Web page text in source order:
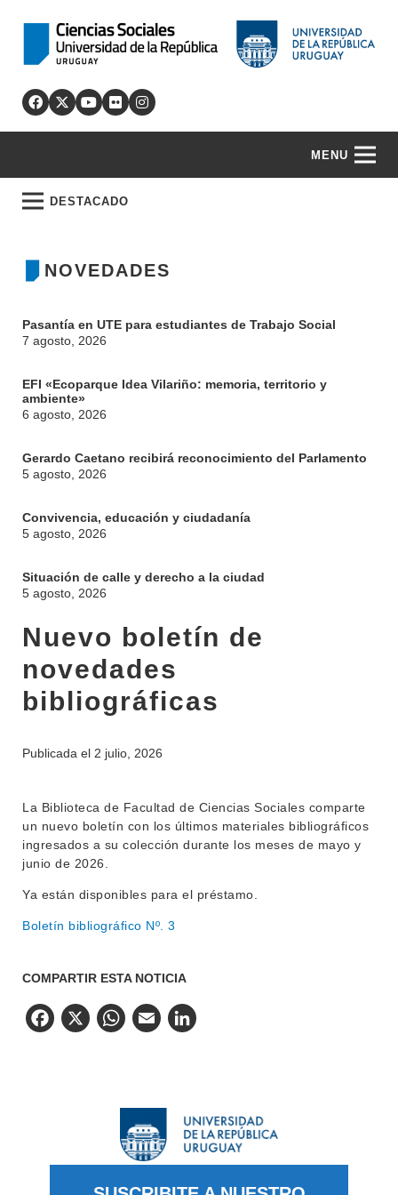
MENU
INSTITUCIONAL
DEPARTAMENTOS
INVESTIGACIÓN
EXTENSIÓN
NOTICIAS
CONTACTO
DESTACADO
EVA FCS
OFERTA DE GRADO
POSGRADOS
EDUCACIÓN PERMANENTE
NOVEDADES
Pasantía en UTE para estudiantes de Trabajo Social
7 agosto, 2026
EFI «Ecoparque Idea Vilariño: memoria, territorio y
ambiente»
6 agosto, 2026
Gerardo Caetano recibirá reconocimiento del Parlamento
5 agosto, 2026
Convivencia, educación y ciudadanía
5 agosto, 2026
Situación de calle y derecho a la ciudad
5 agosto, 2026
Nuevo boletín de
novedades
bibliográficas
Publicada el 2 julio, 2026
La Biblioteca de Facultad de Ciencias Sociales comparte
un nuevo boletín con los últimos materiales bibliográficos
ingresados a su colección durante los meses de mayo y
junio de 2026.
Ya están disponibles para el préstamo.
Boletín bibliográfico Nº. 3
COMPARTIR ESTA NOTICIA
Facebook
X WhatsApp
Email